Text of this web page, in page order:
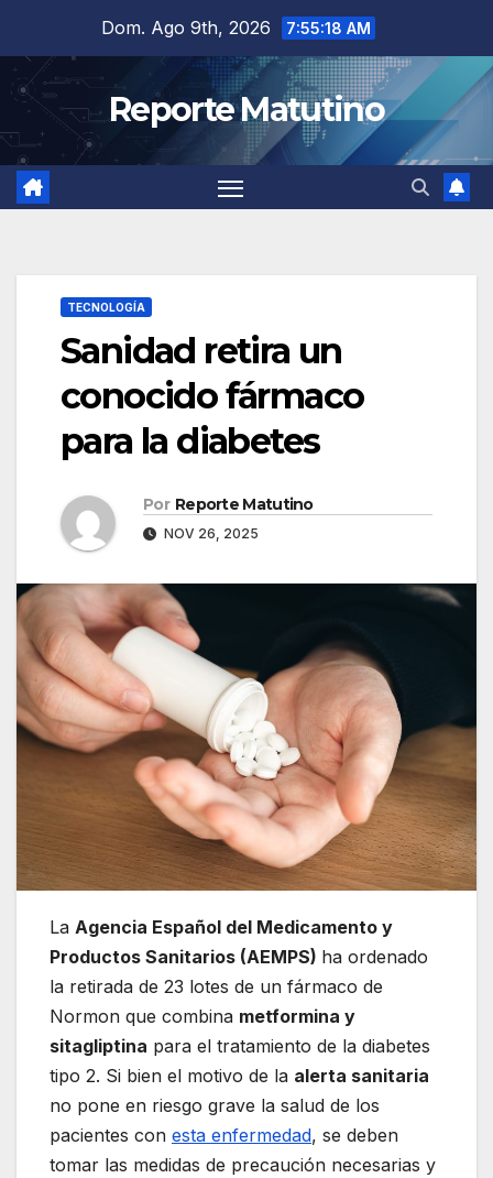
contenido
Dom. Ago 9th, 2026 7:55:19 AM
Reporte Matutino
TECNOLOGÍA
Sanidad retira un
conocido fármaco
para la diabetes
Por Reporte Matutino
NOV 26, 2025
La Agencia Español del Medicamento y
Productos Sanitarios (AEMPS) ha ordenado
la retirada de 23 lotes de un fármaco de
Normon que combina metformina y
sitagliptina para el tratamiento de la diabetes
tipo 2. Si bien el motivo de la alerta sanitaria
no pone en riesgo grave la salud de los
pacientes con esta enfermedad, se deben
tomar las medidas de precaución necesarias y